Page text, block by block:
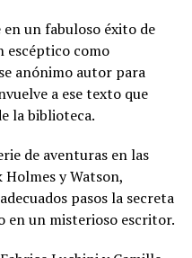
un fabuloso éxito de
como
anónimo autor para
a ese texto que
la biblioteca.
de aventuras en las
Holmes y Watson,
pasos la secreta
en un misterioso escritor.